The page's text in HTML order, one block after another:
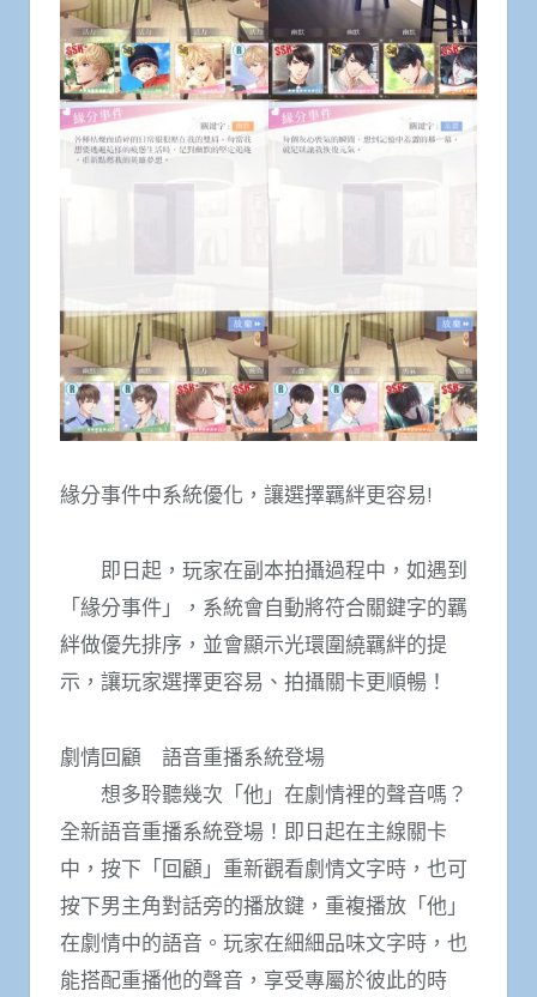
緣分事件中系統優化，讓選擇羈絆更容易!
即日起，玩家在副本拍攝過程中，如遇到
「緣分事件」，系統會自動將符合關鍵字的羈
絆做優先排序，並會顯示光環圍繞羈絆的提
示，讓玩家選擇更容易、拍攝關卡更順暢！
劇情回顧 語音重播系統登場
想多聆聽幾次「他」在劇情裡的聲音嗎？
全新語音重播系統登場！即日起在主線關卡
中，按下「回顧」重新觀看劇情文字時，也可
按下男主角對話旁的播放鍵，重複播放「他」
在劇情中的語音。玩家在細細品味文字時，也
能搭配重播他的聲音，享受專屬於彼此的時